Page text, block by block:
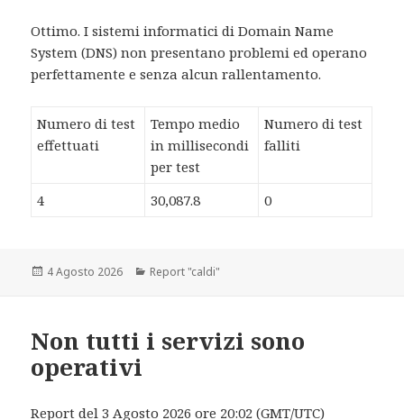
Ottimo. I sistemi informatici di Domain Name
System (DNS) non presentano problemi ed operano
perfettamente e senza alcun rallentamento.
Numero di test
effettuati
Tempo medio
in millisecondi
per test
Numero di test
falliti
4 30,087.8 0
Scritto
4 Agosto 2026 Categorie
Report "caldi"
Non tutti i servizi sono
operativi
Report del 3 Agosto 2026 ore 20:02 (GMT/UTC)